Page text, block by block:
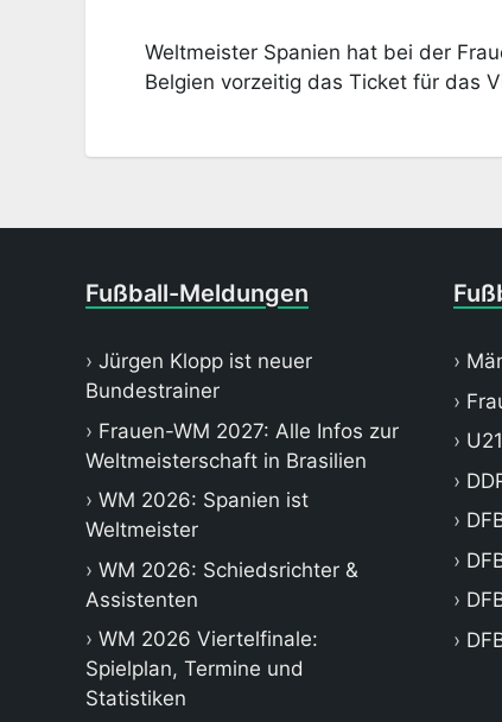
Weltmeister Spanien hat bei der
Belgien vorzeitig das Ticket für das
Fußball-Meldungen
Jürgen Klopp ist neuer
Bundestrainer
Frauen-WM 2027: Alle Infos zur
Weltmeisterschaft in Brasilien
WM 2026: Spanien ist
Weltmeister
WM 2026: Schiedsrichter &
Assistenten
WM 2026 Viertelfinale:
Spielplan, Termine und
Statistiken